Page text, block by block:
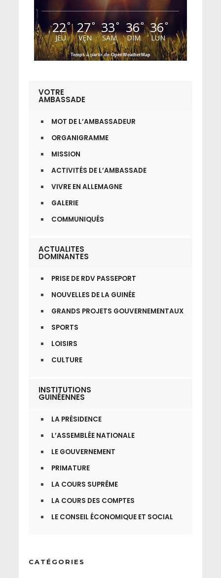
22°
JEU
27°
VEN
33°
SAM
36°
DIM
36°
LUN
Temps à partir de OpenWeatherMap
VOTRE
AMBASSADE
MOT DE L’AMBASSADEUR
ORGANIGRAMME
MISSION
ACTIVITÉS DE L’AMBASSADE
VIVRE EN ALLEMAGNE
GALERIE
COMMUNIQUÉS
ACTUALITES
DOMINANTES
PRISE DE RDV PASSEPORT
NOUVELLES DE LA GUINÉE
GRANDS PROJETS GOUVERNEMENTAUX
SPORTS
LOISIRS
CULTURE
INSTITUTIONS
GUINÉENNES
LA PRÉSIDENCE
L’ASSEMBLÉE NATIONALE
LE GOUVERNEMENT
PRIMATURE
LA COURS SUPRÊME
LA COURS DES COMPTES
LE CONSEIL ÉCONOMIQUE ET SOCIAL
CATÉGORIES